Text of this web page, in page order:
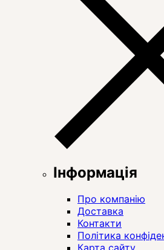
Інформація
Про компанію
Доставка
Контакти
Політика